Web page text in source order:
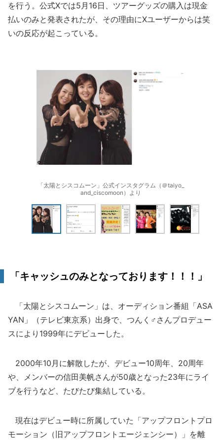
を行う。公式Xでは5月16日、ツアーグッズの購入は現金
払いのみと発表されたが、その理由にXユーザーからは笑
いの反応が起こっている。
「太陽とシスコムーン」公式インスタグラム（＠taiyo_
and_ciscomoon）より
「キャッシュのみとなっております！！！」
「太陽とシスコムーン」は、オーディション番組「ASA
YAN」（テレビ東京系）出身で、つんく♂さんプロデュー
スにより1999年にデビューした。
2000年10月に解散したが、デビュー10周年、20周年
や、メンバーの信田美帆さんが50歳となった23年にライ
ブを行うなど、たびたび集結している。
現在はデビュー時に所属していた「アップフロントプロ
モーション（旧アップフロントエージェンシー）」を離